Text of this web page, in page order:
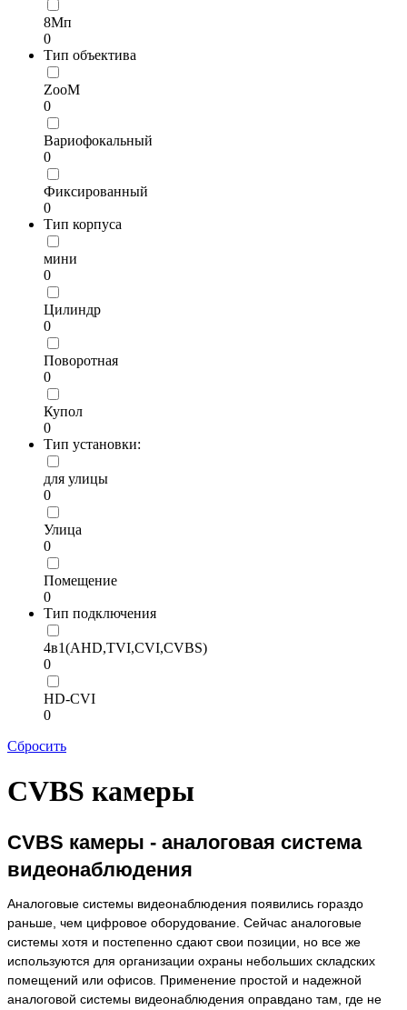
8Мп
0
Тип объектива
ZooM
0
Вариофокальный
0
Фиксированный
0
Тип корпуса
мини
0
Цилиндр
0
Поворотная
0
Купол
0
Тип установки:
для улицы
0
Улица
0
Помещение
0
Тип подключения
4в1(AHD,TVI,CVI,CVBS)
0
HD-CVI
0
Сбросить
CVBS камеры
CVBS камеры - аналоговая система
видеонаблюдения
Аналоговые системы видеонаблюдения появились гораздо
раньше, чем цифровое оборудование. Сейчас аналоговые
системы хотя и постепенно сдают свои позиции, но все же
используются для организации охраны небольших складских
помещений или офисов. Применение простой и надежной
аналоговой системы видеонаблюдения оправдано там, где не